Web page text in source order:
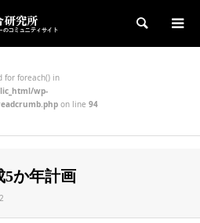
検索
for foreach() in
wp-
on line 94
5か年計画